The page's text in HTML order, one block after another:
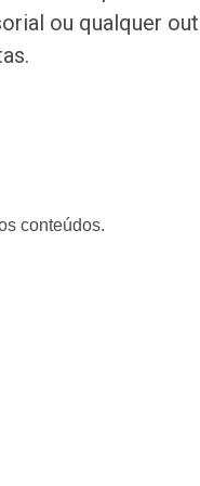
ou qualquer
conteúdos.